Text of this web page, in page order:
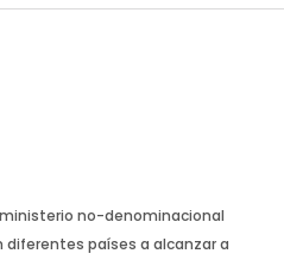
no-denominacional
diferentes países a alcanzar a